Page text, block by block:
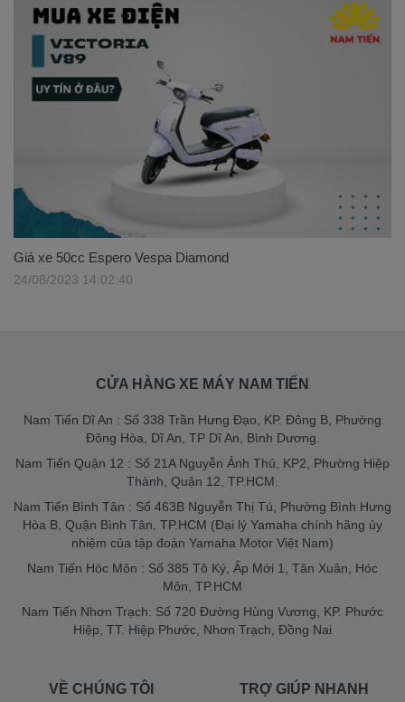
Giá xe 50cc Espero Vespa Diamond
24/08/2023 14:02:40
CỬA HÀNG XE MÁY NAM TIẾN
Nam Tiến Dĩ An : Số 338 Trần Hưng Đạo, KP. Đông B, Phường
Đông Hòa, Dĩ An, TP Dĩ An, Bình Dương.
Nam Tiến Quận 12 : Số 21A Nguyễn Ảnh Thủ, KP2, Phường Hiệp
Thành, Quận 12, TP.HCM.
Nam Tiến Bình Tân : Số 463B Nguyễn Thị Tú, Phường Bình Hưng
Hòa B, Quận Bình Tân, TP.HCM (Đại lý Yamaha chính hãng ủy
nhiệm của tập đoàn Yamaha Motor Việt Nam)
Nam Tiến Hóc Môn : Số 385 Tô Ký, Ấp Mới 1, Tân Xuân, Hóc
Môn, TP.HCM
Nam Tiến Nhơn Trạch: Số 720 Đường Hùng Vương, KP. Phước
Hiệp, TT. Hiệp Phước, Nhơn Trạch, Đồng Nai
VỀ CHÚNG TÔI TRỢ GIÚP NHANH